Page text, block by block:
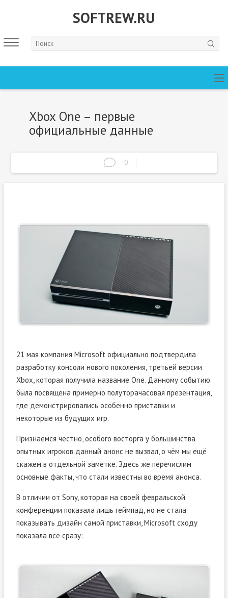
SOFTREW.RU
Xbox One – первые
официальные данные
0
21 мая компания Microsoft официально подтвердила
разработку консоли нового поколения, третьей версии
Xbox, которая получила название One. Данному событию
была посвящена примерно полуторачасовая презентация,
где демонстрировались особенно приставки и
некоторые из будущих игр.
Признаемся честно, особого восторга у большинства
опытных игроков данный анонс не вызвал, о чём мы ещё
скажем в отдельной заметке. Здесь же перечислим
основные факты, что стали известны во время анонса.
В отличии от Sony, которая на своей февральской
конференции показала лишь геймпад, но не стала
показывать дизайн самой приставки, Microsoft сходу
показала всё сразу: